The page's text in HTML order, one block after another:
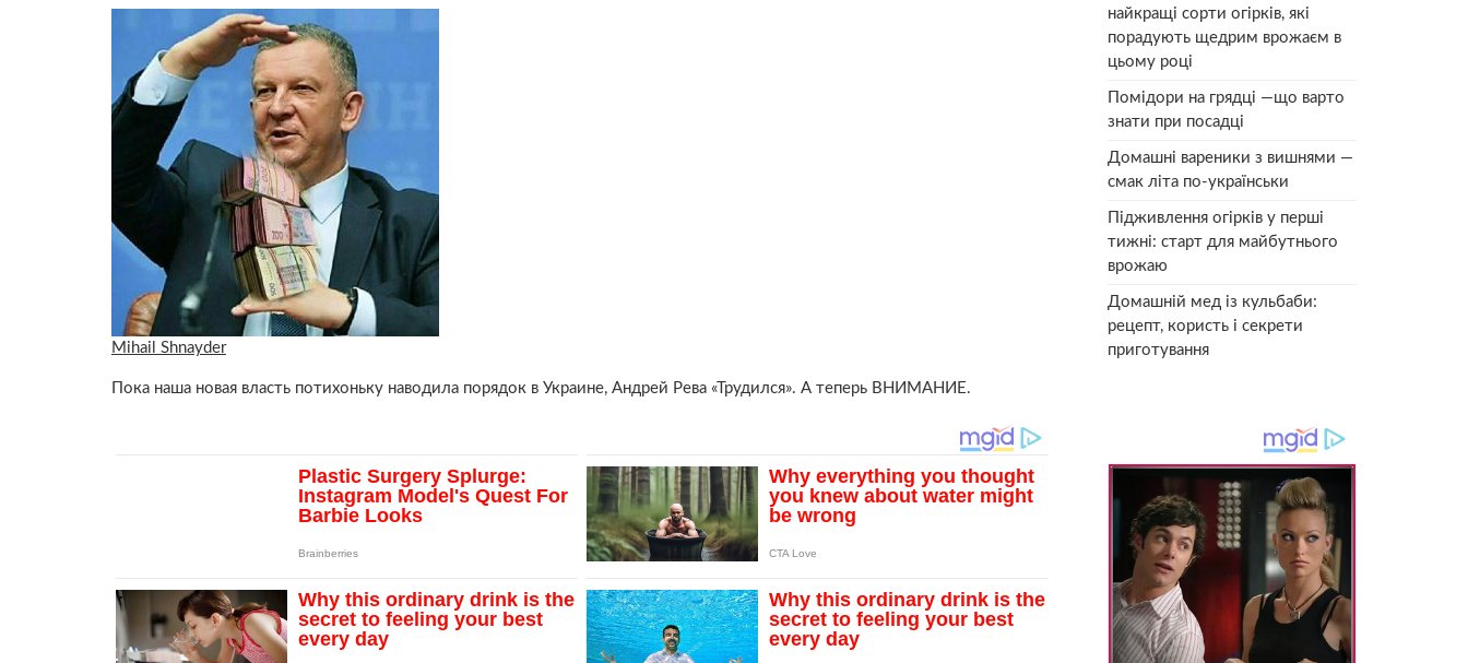
Mihail Shnayder
Пока наша новая власть потихоньку наводила порядок в Украине, Андрей Рева «Трудился». А теперь ВНИМАНИЕ.
найкращі сорти огірків, які
порадують щедрим врожаєм в
цьому році
Помідори на грядці —що варто
знати при посадці
Домашні вареники з вишнями —
смак літа по-українськи
Підживлення огірків у перші
тижні: старт для майбутнього
врожаю
Домашній мед із кульбаби:
рецепт, користь і секрети
приготування